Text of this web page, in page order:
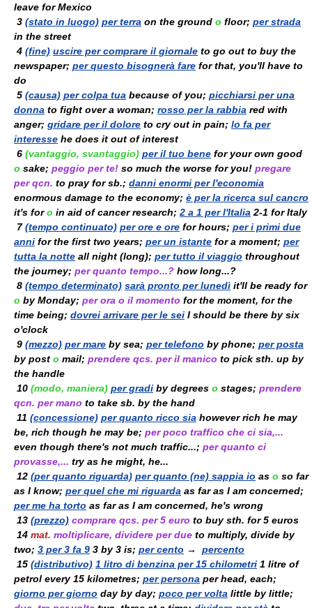
leave for Mexico
3 (stato in luogo) per terra on the ground o floor; per strada
in the street
4 (fine) uscire per comprare il giornale to go out to buy the
newspaper; per questo bisognerà fare for that, you'll have to
do
5 (causa) per colpa tua because of you; picchiarsi per una
donna to fight over a woman; rosso per la rabbia red with
anger; gridare per il dolore to cry out in pain; lo fa per
interesse he does it out of interest
6 (vantaggio, svantaggio) per il tuo bene for your own good
o sake; peggio per te! so much the worse for you! pregare
per qcn. to pray for sb.; danni enormi per l'economia
enormous damage to the economy; è per la ricerca sul cancro
it's foro in aid of cancer research; 2 a 1 per l'Italia 2-1 for Italy
7 (tempo continuato) per ore e ore for hours; per i primi due
anni for the first two years; per un istante for a moment; per
tutta la notte all night (long); per tutto il viaggio throughout
the journey; per quanto tempo...? how long...?
8 (tempo determinato) sarà pronto per lunedì it'll be ready for
o by Monday; per ora o il momento for the moment, for the
time being; dovrei arrivare per le sei I should be there by six
o'clock
9 (mezzo) per mare by sea; per telefono by phone; per posta
by post o mail; prendere qcs. per il manico to pick sth. up by
the handle
10 (modo, maniera) per gradi by degrees o stages; prendere
qcn. per mano to take sb. by the hand
11 (concessione) per quanto ricco sia however rich he may
be, rich though he may be; per poco traffico che ci sia,...
even though there's not much traffic...; per quanto ci
provasse,... try as he might, he...
12 (per quanto riguarda) per quanto (ne) sappia io as o so far
as I know; per quel che mi riguarda as far as I am concerned;
per me ha torto as far as I am concerned, he's wrong
13 (prezzo) comprare qcs. per 5 euro to buy sth. for 5 euros
14 mat. moltiplicare, dividere per due to multiply, divide by
two; 3 per 3 fa 9 3 by 3 is; per cento → percento
15 (distributivo) 1 litro di benzina per 15 chilometri 1 litre of
petrol every 15 kilometres; per persona per head, each;
giorno per giorno day by day; poco per volta little by little;